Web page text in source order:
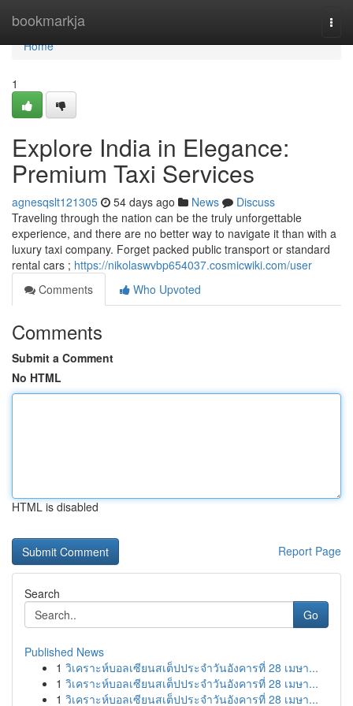
bookmarkja
Home
Home
1
Explore India in Elegance:
Premium Taxi Services
agnesqslt121305 54 days ago News
Discuss
Traveling through the nation can be the truly unforgettable
experience, and there are no better way to navigate it than with a
luxury taxi company. Forget packed public transport or standard
rental cars ; https://nikolaswvbp654037.cosmicwiki.com/user
Comments
Who Upvoted
Comments
Submit a Comment
No HTML
HTML is disabled
Report Page
Search
Go
Published News
1 วิเคราะห์บอลเซียนสเต็ปประจำวันอังคารที่ 28 เมษา...
1 วิเคราะห์บอลเซียนสเต็ปประจำวันอังคารที่ 28 เมษา...
1 วิเคราะห์บอลเซียนสเต็ปประจำวันอังคารที่ 28 เมษา...